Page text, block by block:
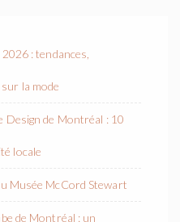
: tendances,
la mode
Design de Montréal : 10
locale
Musée McCord Stewart
de Montréal : un